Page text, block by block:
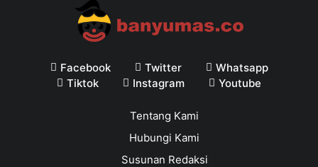
Facebook Twitter
Whatsapp
Tiktok
Instagram Youtube
Tentang Kami
Hubungi Kami
Susunan Redaksi